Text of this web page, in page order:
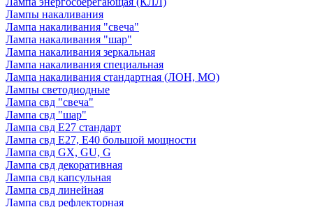
Лампы накаливания
Лампа накаливания "свеча"
Лампа накаливания "шар"
Лампа накаливания зеркальная
Лампа накаливания специальная
Лампа накаливания стандартная (ЛОН, МО)
Лампы светодиодные
Лампа свд "свеча"
Лампа свд "шар"
Лампа свд E27 стандарт
Лампа свд E27, Е40 большой мощности
Лампа свд GX, GU, G
Лампа свд декоративная
Лампа свд капсульная
Лампа свд линейная
Лампа свд рефлекторная